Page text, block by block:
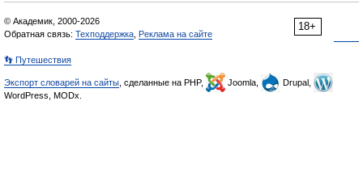
18+
© Академик, 2000-2026
Обратная связь: Техподдержка Реклама на сайте
👣 Путешествия
Экспорт словарей на сайты , сделанные на PHP, Joomla,
Drupal,
WordPress, MODx.